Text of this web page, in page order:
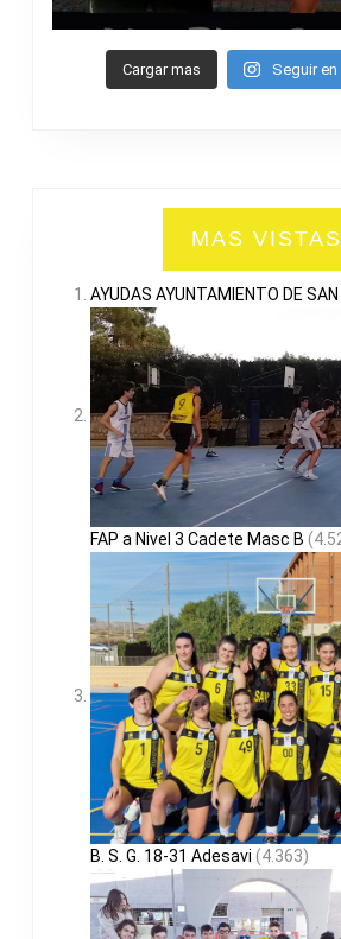
Cargar mas Seguir
MAS VISTAS
AYUDAS AYUNTAMIENTO DE
FAP a Nivel 3 Cadete Masc B
B. S. G. 18-31 Adesavi (4.363)